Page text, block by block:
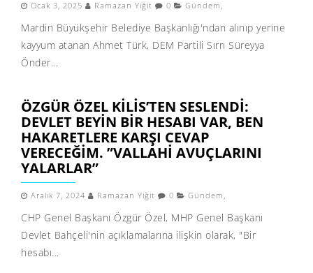
Ocak 3, 2025 Ramazan Yiğit 0 Gündem ,
Mardin Büyükşehir Belediye Başkanlığı'ndan alınıp yerine
kayyum atanan Ahmet Türk, DEM Partili Sırrı Süreyya
Önder...
ÖZGÜR ÖZEL KILIS’TEN SESLENDI:
DEVLET BEYIN BIR HESABI VAR, BEN
HAKARETLERE KARŞI CEVAP
VERECEĞIM. ”VALLAHI AVUÇLARINI
YALARLAR”
Aralık 7, 2024 Ramazan Yiğit 0 Gündem ,
CHP Genel Başkanı Özgür Özel, MHP Genel Başkanı
Devlet Bahçeli'nin açıklamalarına ilişkin olarak, "Bir
hesabı...